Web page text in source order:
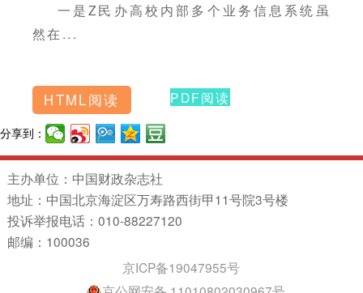
一是Z民办高校内部多个业务信息系统虽
然在...
HTML阅读 PDF阅读
分享到：
主办单位：中国财政杂志社
地址：中国北京海淀区万寿路西街甲11号院3号楼
投诉举报电话：010-88227120
邮编：100036
京ICP备19047955号